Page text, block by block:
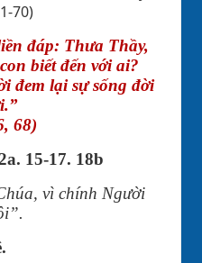
đáp: Thưa Thầy,
biết đến với ai?
đem lại sự sống đời
68)
15-17. 18b
vì chính Người